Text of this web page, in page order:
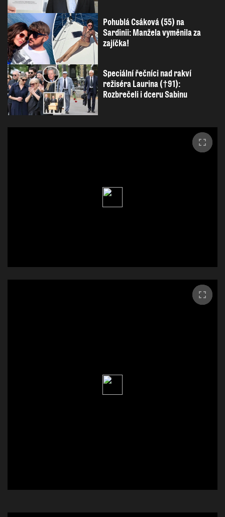
Pohublá Csáková (55) na
Sardinii: Manžela vyměnila za
zajíčka!
Speciální řečníci nad rakví
režiséra Laurina (†91):
Rozbrečeli i dceru Sabinu